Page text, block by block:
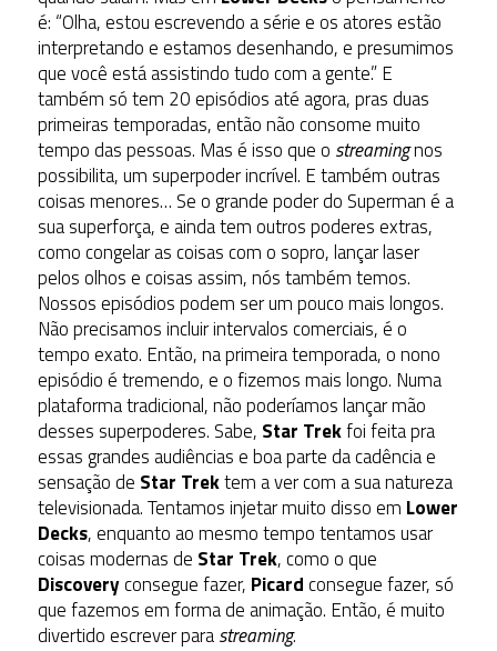
é: “Olha, estou escrevendo a série e os atores estão
interpretando e estamos desenhando, e presumimos
que você está assistindo tudo com a gente.” E
também só tem 20 episódios até agora, pras duas
primeiras temporadas, então não consome muito
tempo das pessoas. Mas é isso que o streamingnos
possibilita, um superpoder incrível. E também outras
coisas menores… Se o grande poder do Superman é a
sua superforça, e ainda tem outros poderes extras,
como congelar as coisas com o sopro, lançar laser
pelos olhos e coisas assim, nós também temos.
Nossos episódios podem ser um pouco mais longos.
Não precisamos incluir intervalos comerciais, é o
tempo exato. Então, na primeira temporada, o nono
episódio é tremendo, e o fizemos mais longo. Numa
plataforma tradicional, não poderíamos lançar mão
desses superpoderes. Sabe, Star Trekfoi feita pra
essas grandes audiências e boa parte da cadência e
sensação de Star Trektem a ver com a sua natureza
televisionada. Tentamos injetar muito disso em Lower
Decks, enquanto ao mesmo tempo tentamos usar
coisas modernas de Star Trek, como o que
Discoveryconsegue fazer, Picardconsegue fazer, só
que fazemos em forma de animação. Então, é muito
divertido escrever parastreaming.